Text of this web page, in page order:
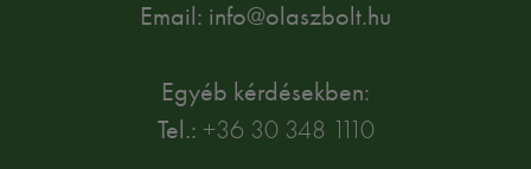
Email: info@olaszbolt.hu
Egyéb kérdésekben:
Tel.: +36 30 348 1110